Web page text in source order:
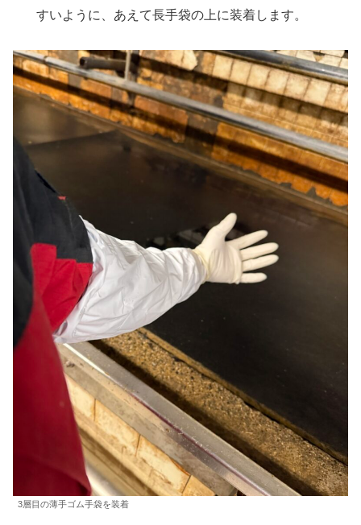
すいように、あえて長手袋の上に装着します。
3層目の薄手ゴム手袋を装着